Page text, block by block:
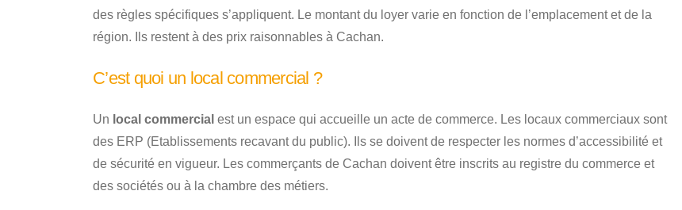
des règles spécifiques s’appliquent. Le montant du loyer varie en fonction de l’emplacement et de la
région. Ils restent à des prix raisonnables à Cachan.
C’est quoi un local commercial ?
Un local commercial est un espace qui accueille un acte de commerce. Les locaux commerciaux sont
des ERP (Etablissements recavant du public). Ils se doivent de respecter les normes d’accessibilité et
de sécurité en vigueur. Les commerçants de Cachan doivent être inscrits au registre du commerce et
des sociétés ou à la chambre des métiers.